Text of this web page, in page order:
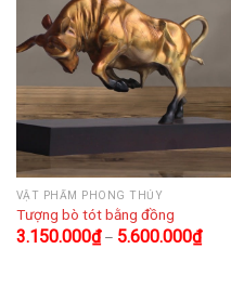
VẬT PHẨM PHONG THỦY
Tượng bò tót bằng đồng
3.150.000₫– 5.600.000₫